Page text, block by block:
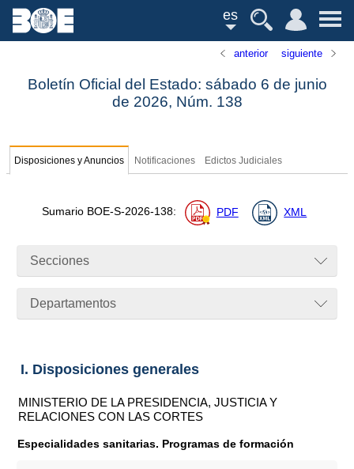
es
anterior siguiente
Boletín Oficial del Estado: sábado 6 de junio
de 2026, Núm. 138
Disposiciones y Anuncios Notificaciones Edictos Judiciales
Sumario BOE-S-2026-138: PDF XML
Secciones
Departamentos
I. Disposiciones generales
MINISTERIO DE LA PRESIDENCIA, JUSTICIA Y
RELACIONES CON LAS CORTES
Especialidades sanitarias. Programas de formación